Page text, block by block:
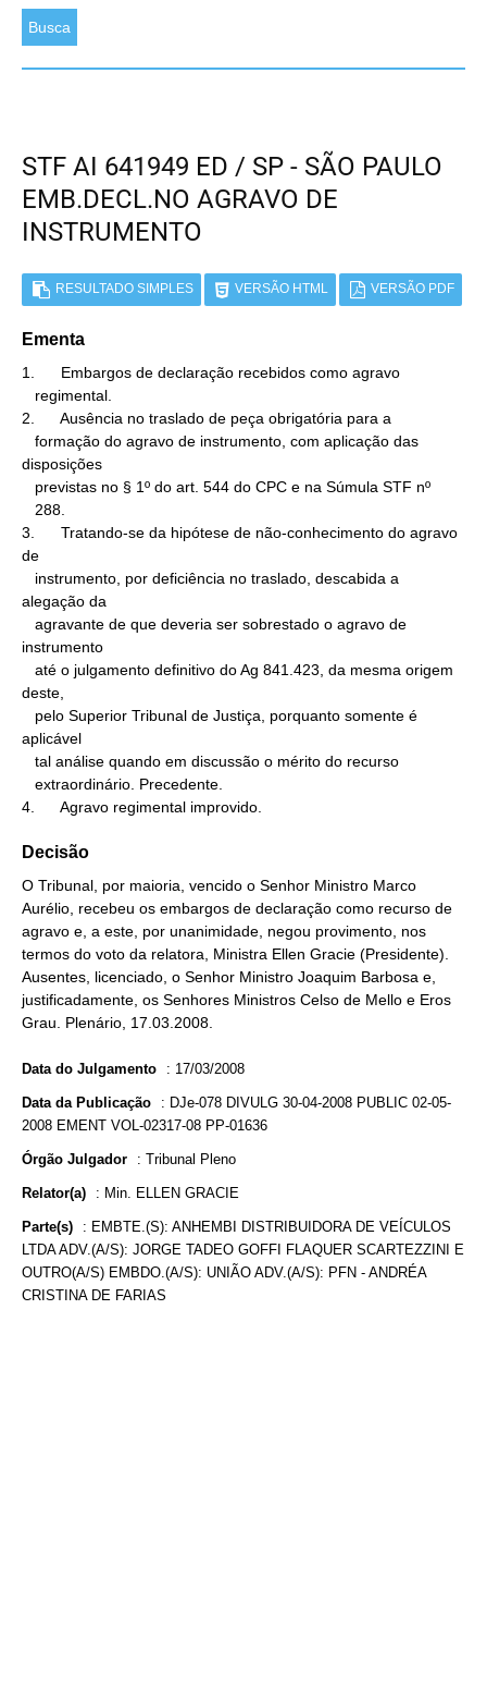
Busca
STF AI 641949 ED / SP - SÃO PAULO
EMB.DECL.NO AGRAVO DE
INSTRUMENTO
RESULTADO SIMPLES VERSÃO HTML VERSÃO PDF
Ementa
1.      Embargos de declaração recebidos como agravo
2.      Ausência no traslado de peça obrigatória para a
disposições
3.      Tratando-se da hipótese de não-conhecimento do agravo
de
alegação da
instrumento
deste,
aplicável
4.      Agravo regimental improvido.
Decisão
O Tribunal, por maioria, vencido o Senhor Ministro Marco
Aurélio, recebeu os embargos de declaração como recurso de
agravo e, a este, por unanimidade, negou provimento, nos
termos do voto da relatora, Ministra Ellen Gracie (Presidente).
Ausentes, licenciado, o Senhor Ministro Joaquim Barbosa e,
justificadamente, os Senhores Ministros Celso de Mello e Eros
Grau. Plenário, 17.03.2008.
Data do Julgamento : 17/03/2008
Data da Publicação : DJe-078 DIVULG 30-04-2008 PUBLIC 02-05-
2008 EMENT VOL-02317-08 PP-01636
Órgão Julgador : Tribunal Pleno
Relator(a) : Min. ELLEN GRACIE
Parte(s) : EMBTE.(S): ANHEMBI DISTRIBUIDORA DE VEÍCULOS
LTDA ADV.(A/S): JORGE TADEO GOFFI FLAQUER SCARTEZZINI E
OUTRO(A/S) EMBDO.(A/S): UNIÃO ADV.(A/S): PFN - ANDRÉA
CRISTINA DE FARIAS